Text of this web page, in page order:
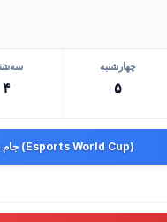
۴
چهارشنبه
۵
جام جهانی ورزش‌های الکترونیک ۲۰۲۶ (Esports World Cup)